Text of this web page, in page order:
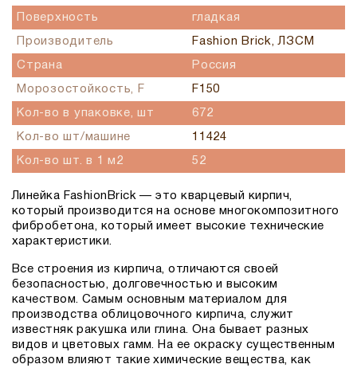
Поверхность гладкая
Производитель Fashion Brick, ЛЗСМ
Страна Россия
Морозостойкость, F F150
Кол-во в упаковке, шт 672
Кол-во шт/машине 11424
Кол-во шт. в 1 м2 52
Линейка FashionBrick — это кварцевый кирпич,
который производится на основе многокомпозитного
фибробетона, который имеет высокие технические
характеристики.
Все строения из кирпича, отличаются своей
безопасностью, долговечностью и высоким
качеством. Самым основным материалом для
производства облицовочного кирпича, служит
известняк ракушка или глина. Она бывает разных
видов и цветовых гамм. На ее окраску существенным
образом влияют такие химические вещества, как